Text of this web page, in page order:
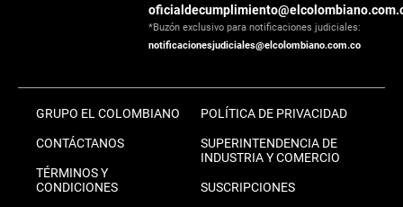
*Buzón exclusivo para notificaciones judiciales:
notificacionesjudiciales@elcolombiano.com.co
GRUPO EL COLOMBIANO
CONTÁCTANOS
TÉRMINOS Y
CONDICIONES
POLÍTICA DE PRIVACIDAD
SUPERINTENDENCIA DE
INDUSTRIA Y COMERCIO
SUSCRIPCIONES